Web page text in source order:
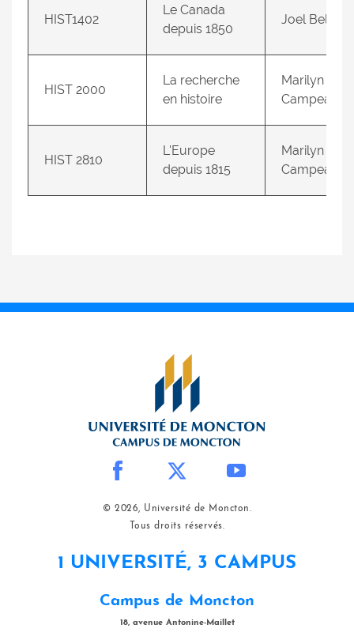
HIST1402
Le Canada
depuis 1850
Joel
HIST 2000
La recherche
en histoire
Marilyn
Campeau
HIST 2810
L'Europe
depuis 1815
Marilyn
Campeau
© 2026, Université de Moncton.
Tous droits réservés.
1 UNIVERSITÉ, 3 CAMPUS
Campus de Moncton
18, avenue Antonine-Maillet